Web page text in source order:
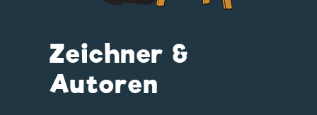
Zeichner &
Autoren